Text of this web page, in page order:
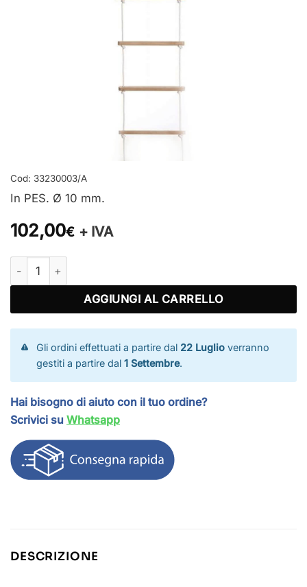
Cod: 33230003/A
In PES. Ø 10 mm.
102,00€ + IVA
Scala di risalita con corde in nylon quantità
AGGIUNGI AL CARRELLO
Gli ordini effettuati a partire dal 22 Luglio verranno
gestiti a partire dal1 Settembre.
Hai bisogno di aiuto con il tuo ordine?
Scrivici su Whatsapp
DESCRIZIONE